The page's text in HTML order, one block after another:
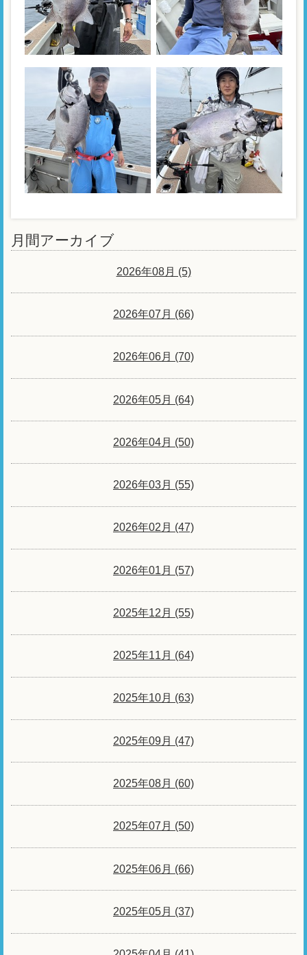
月間アーカイブ
2026年08月 (5)
2026年07月 (66)
2026年06月 (70)
2026年05月 (64)
2026年04月 (50)
2026年03月 (55)
2026年02月 (47)
2026年01月 (57)
2025年12月 (55)
2025年11月 (64)
2025年10月 (63)
2025年09月 (47)
2025年08月 (60)
2025年07月 (50)
2025年06月 (66)
2025年05月 (37)